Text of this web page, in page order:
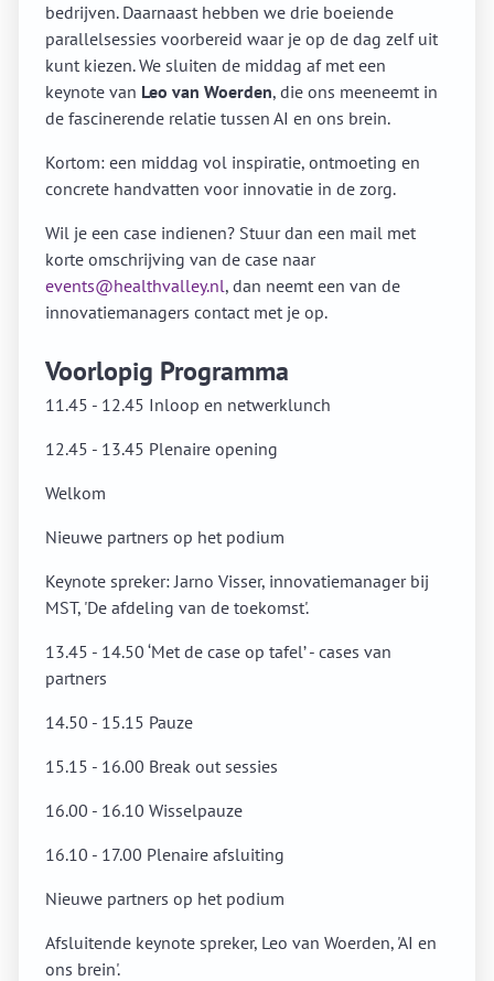
bedrijven. Daarnaast hebben we drie boeiende
parallelsessies voorbereid waar je op de dag zelf uit
kunt kiezen. We sluiten de middag af met een
keynote van Leo van Woerden, die ons meeneemt in
de fascinerende relatie tussen AI en ons brein.
Kortom: een middag vol inspiratie, ontmoeting en
concrete handvatten voor innovatie in de zorg.
Wil je een case indienen? Stuur dan een mail met
korte omschrijving van de case naar
events@healthvalley.nl, dan neemt een van de
innovatiemanagers contact met je op.
Voorlopig Programma
11.45 - 12.45 Inloop en netwerklunch
12.45 - 13.45 Plenaire opening
Welkom
Nieuwe partners op het podium
Keynote spreker: Jarno Visser, innovatiemanager bij
MST, 'De afdeling van de toekomst'.
13.45 - 14.50 ‘Met de case op tafel’ - cases van
partners
14.50 - 15.15 Pauze
15.15 - 16.00 Break out sessies
16.00 - 16.10 Wisselpauze
16.10 - 17.00 Plenaire afsluiting
Nieuwe partners op het podium
Afsluitende keynote spreker, Leo van Woerden, 'AI en
ons brein'.